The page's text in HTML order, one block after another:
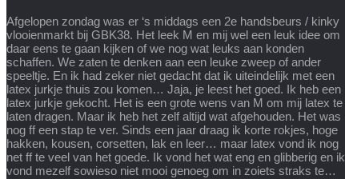
Afgelopen zondag was er ‘s middags een 2e handsbeurs / kinky
vlooienmarkt bij GBK38. Het leek M en mij wel een leuk idee om
daar eens te gaan kijken of we nog wat leuks aan konden
schaffen. We zaten te denken aan een leuke zweep of ander
speeltje. En ik had zeker niet gedacht dat ik uiteindelijk met een
latex jurkje thuis zou komen… Jaja, je leest het goed. Ik heb een
latex jurkje gekocht. Het is een grote wens van M om mij latex te
laten dragen. Maar ik heb het zelf altijd wat afgehouden. Het was
nog ff een stap te ver. Sinds een jaar draag ik korte rokjes, hoge
hakken, kousen, corsetten, lak en leer… maar latex vond ik nog
net ff te veel van het goede. Ik vond het wat eng en glibberig en ik
vond mezelf sowieso niet mooi genoeg om in zoiets straks te…